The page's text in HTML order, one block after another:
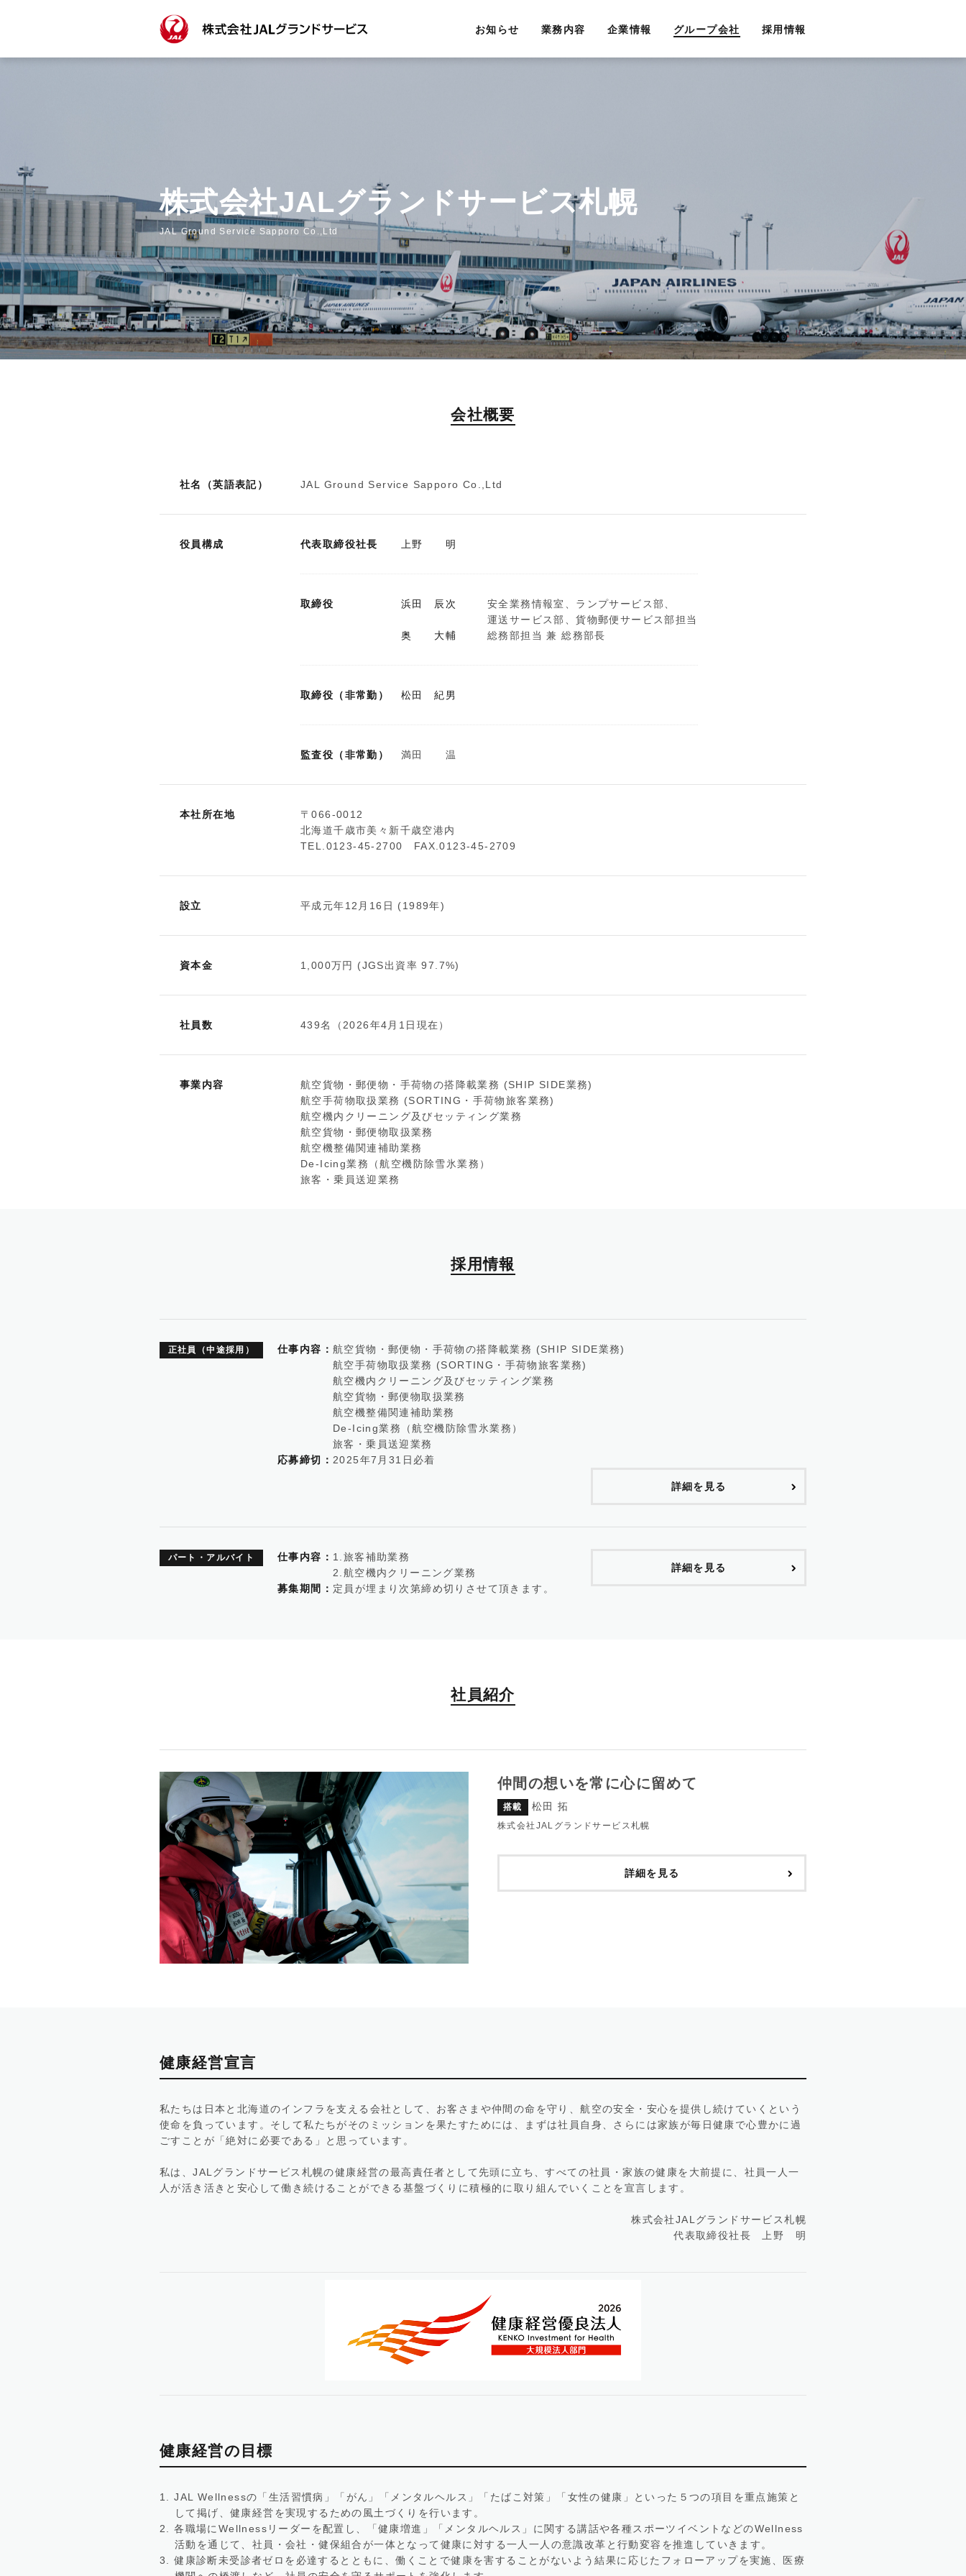
お知らせ 業務内容 企業情報 グループ会社 採用情報
株式会社JALグランドサービス札幌
JAL Ground Service Sapporo Co.,Ltd
会社概要
社名（英語表記） JAL Ground Service Sapporo Co.,Ltd
役員構成 代表取締役社長 上野 明
取締役 浜田 辰次
安全業務情報室、ランプサービス部、
運送サービス部、貨物郵便サービス部担当
奥 大輔
総務部担当 兼 総務部長
取締役（非常勤） 松田 紀男
監査役（非常勤） 満田 温
本社所在地
〒066-0012
北海道千歳市美々新千歳空港内
TEL.0123-45-2700 FAX.0123-45-2709
設立 平成元年12月16日 (1989年)
資本金 1,000万円 (JGS出資率 97.7%)
社員数 439名（2026年4月1日現在）
事業内容
航空貨物・郵便物・手荷物の搭降載業務 (SHIP SIDE業務)
航空手荷物取扱業務 (SORTING・手荷物旅客業務)
航空機内クリーニング及びセッティング業務
航空貨物・郵便物取扱業務
航空機整備関連補助業務
De-Icing業務（航空機防除雪氷業務）
旅客・乗員送迎業務
採用情報
正社員（中途採用） 仕事内容： 航空貨物・郵便物・手荷物の搭降載業務 (SHIP SIDE業務)
航空手荷物取扱業務 (SORTING・手荷物旅客業務)
航空機内クリーニング及びセッティング業務
航空貨物・郵便物取扱業務
航空機整備関連補助業務
De-Icing業務（航空機防除雪氷業務）
旅客・乗員送迎業務
応募締切： 2025年7月31日必着
詳細を見る
パート・アルバイト 仕事内容： 1.旅客補助業務
2.航空機内クリーニング業務
募集期間： 定員が埋まり次第締め切りさせて頂きます。
詳細を見る
社員紹介
仲間の想いを常に心に留めて
搭載 松田 拓
株式会社JALグランドサービス札幌
詳細を見る
健康経営宣言
私たちは日本と北海道のインフラを支える会社として、お客さまや仲間の命を守り、航空の安全・安心を提供し続けていくという
使命を負っています。そして私たちがそのミッションを果たすためには、まずは社員自身、さらには家族が毎日健康で心豊かに過
ごすことが「絶対に必要である」と思っています。
私は、JALグランドサービス札幌の健康経営の最高責任者として先頭に立ち、すべての社員・家族の健康を大前提に、社員一人一
人が活き活きと安心して働き続けることができる基盤づくりに積極的に取り組んでいくことを宣言します。
株式会社JALグランドサービス札幌
代表取締役社長 上野 明
健康経営の目標
1. JAL Wellnessの「生活習慣病」「がん」「メンタルヘルス」「たばこ対策」「女性の健康」といった５つの項目を重点施策と
して掲げ、健康経営を実現するための風土づくりを行います。
2. 各職場にWellnessリーダーを配置し、「健康増進」「メンタルヘルス」に関する講話や各種スポーツイベントなどのWellness
活動を通じて、社員・会社・健保組合が一体となって健康に対する一人一人の意識改革と行動変容を推進していきます。
3. 健康診断未受診者ゼロを必達するとともに、働くことで健康を害することがないよう結果に応じたフォローアップを実施、医療